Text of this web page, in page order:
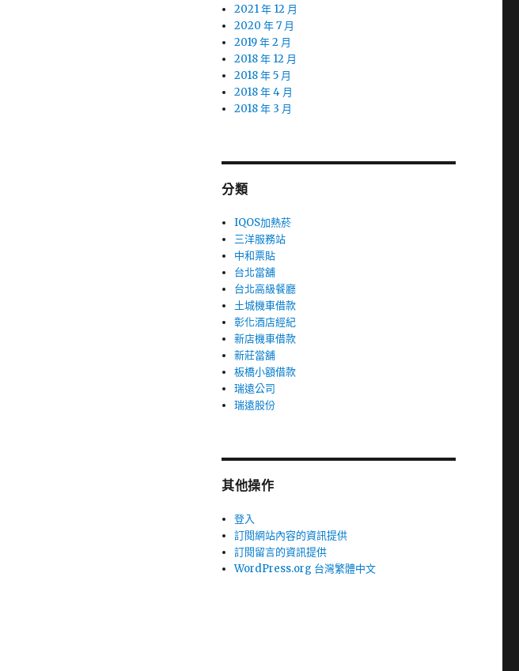
2021 年 12 月
2020 年 7 月
2019 年 2 月
2018 年 12 月
2018 年 5 月
2018 年 4 月
2018 年 3 月
分類
IQOS加熱菸
三洋服務站
中和票貼
台北當舖
台北高級餐廳
土城機車借款
彰化酒店經紀
新店機車借款
新莊當舖
板橋小額借款
瑞遠公司
瑞遠股份
其他操作
登入
訂閱網站內容的資訊提供
訂閱留言的資訊提供
WordPress.org 台灣繁體中文